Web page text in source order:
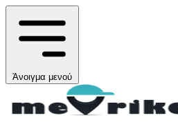
Άνοιγμα μενού